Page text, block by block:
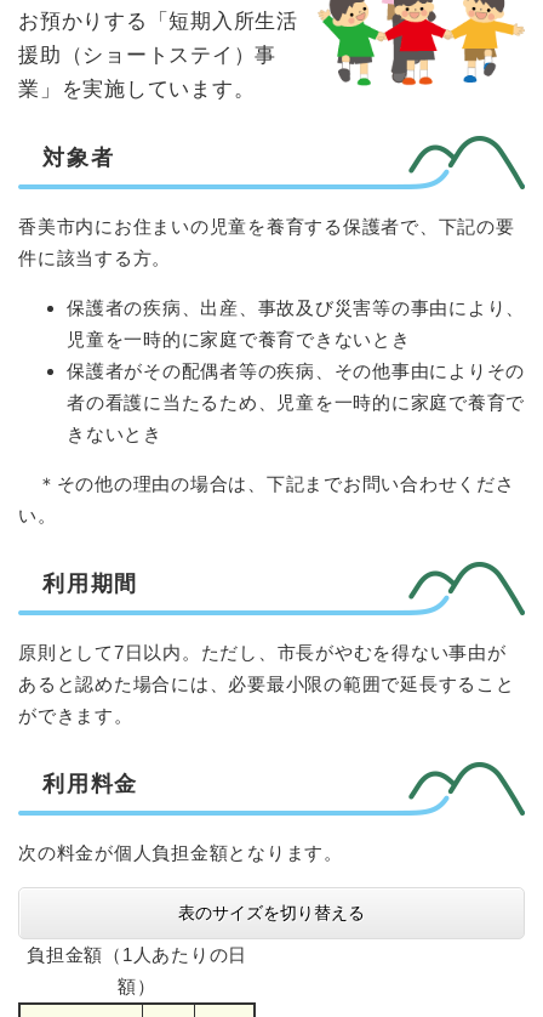
お預かりする「短期入所生活
援助 （ショートステイ）事
業」を実施しています。
対象者
香美市内にお住まいの児童を養育する保護者で、下記の要
件に該当する方。
保護者の疾病、出産、事故及び災害等の事由により、
児童を一時的に家庭で養育できないとき
保護者がその配偶者等の疾病、その他事由によりその
者の看護に当たるため、児童を一時的に家庭で養育で
きないとき
＊その他の理由の場合は、下記までお問い合わせくださ
い。
利用期間
原則として7日以内。ただし、市長がやむを得ない事由が
あると認めた場合には、必要最小限の範囲で延長すること
ができます。
利用料金
次の料金が個人負担金額となります。
表のサイズを切り替える
負担金額（1人あたりの日
額）